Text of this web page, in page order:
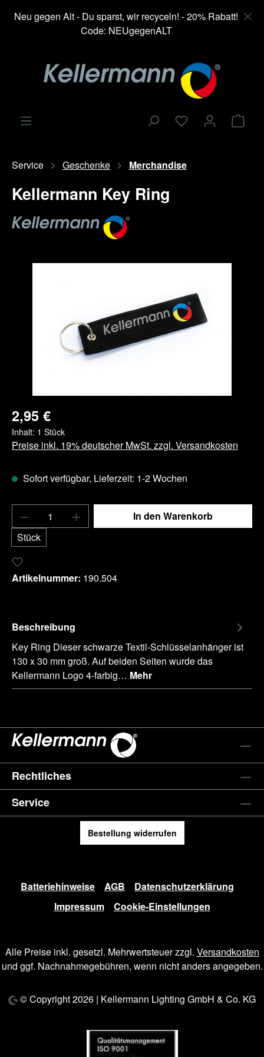
springen
Neu gegen Alt - Du sparst, wir recyceln! - 20% Rabatt!
Code: NEUgegenALT
Service Geschenke Merchandise
Kellermann Key Ring
2,95 €
Inhalt: 1 Stück
Preise inkl. 19% deutscher MwSt. zzgl. Versandkosten
Sofort verfügbar, Lieferzeit: 1-2 Wochen
Produkt Anzahl: Gib den gewünschten
Stück
In den Warenkorb
Artikelnummer: 190.504
Beschreibung
Key Ring Dieser schwarze Textil-Schlüsselanhänger ist
130 x 30 mm groß. Auf beiden Seiten wurde das
Kellermann Logo 4-farbig… Mehr
Rechtliches
Service
Bestellung widerrufen
Batteriehinweise AGB
Datenschutzerklärung
Impressum
Cookie-Einstellungen
Alle Preise inkl. gesetzl. Mehrwertsteuer zzgl. Versandkosten
und ggf. Nachnahmegebühren, wenn nicht anders angegeben.
© Copyright 2026 | Kellermann Lighting GmbH & Co. KG